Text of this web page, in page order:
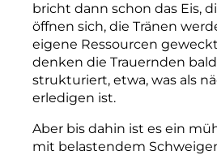
bricht dann schon das Eis,
öffnen sich, die Tränen
eigene Ressourcen
denken die Trauernden bald
strukturiert, etwa, was als
erledigen ist.
Aber bis dahin ist es ein
mit belastendem